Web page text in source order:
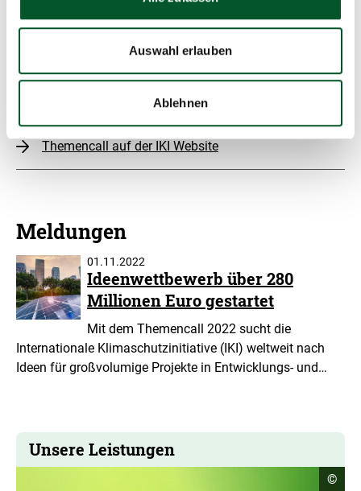
Auswahl erlauben
Ablehnen
Mehr erfahren
Themencall auf der IKI Website
Meldungen
01.11.2022
Ideenwettbewerb über 280
Millionen Euro gestartet
Mit dem Themencall 2022 sucht die
Internationale Klimaschutzinitiative (IKI) weltweit nach
Ideen für großvolumige Projekte in Entwicklungs- und…
Unsere Leistungen
©